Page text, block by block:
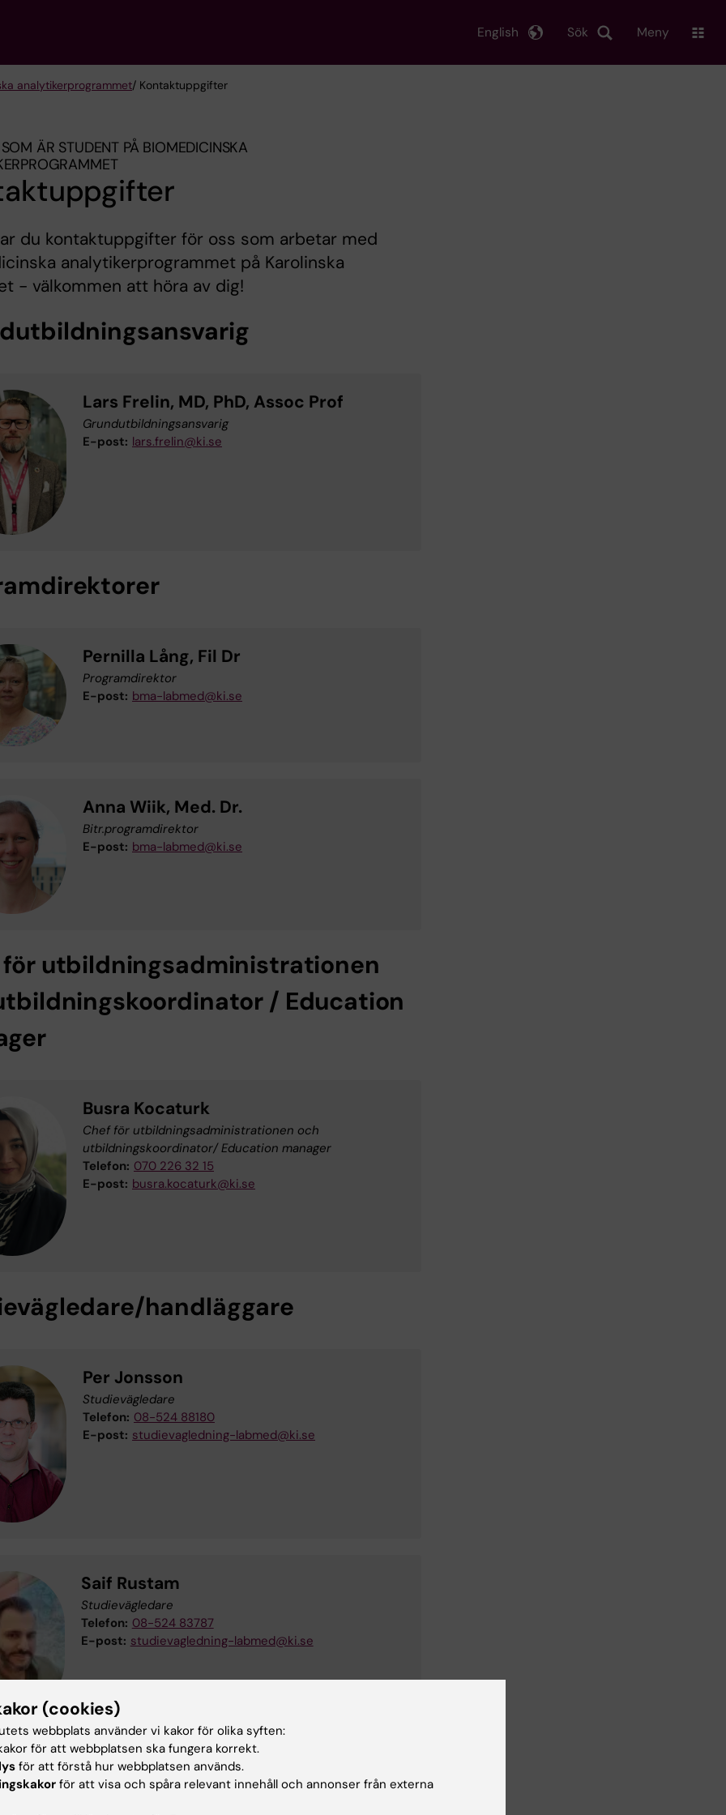
Sök
English Meny
analytikerprogrammet/ Kontaktuppgifter
ÄR STUDENT PÅ BIOMEDICINSKA
du kontaktuppgifter för oss som arbetar med
analytikerprogrammet på Karolinska
- välkommen att höra av dig!
Lars Frelin, MD, PhD, Assoc Prof
Grundutbildningsansvarig
E-post: lars.frelin@ki.se
Pernilla Lång, Fil Dr
Programdirektor
E-post: bma-labmed@ki.se
Anna Wiik, Med. Dr.
Bitr.programdirektor
E-post: bma-labmed@ki.se
utbildningsadministrationen
/ Education
Busra Kocaturk
Chef för utbildningsadministrationen och
utbildningskoordinator/ Education manager
Telefon: 070 226 32 15
E-post: busra.kocaturk@ki.se
handläggare
Per Jonsson
Studievägledare
Telefon: 08-524 88180
E-post: studievagledning-labmed@ki.se
Saif Rustam
Studievägledare
Telefon: 08-524 83787
E-post: studievagledning-labmed@ki.se
Jefferson Ebenezer
Utbildningshandläggare
(cookies)
webbplats använder vi kakor för olika syften:
för att webbplatsen ska fungera korrekt.
för att förstå hur webbplatsen används.
för att visa och spåra relevant innehåll och annonser från externa